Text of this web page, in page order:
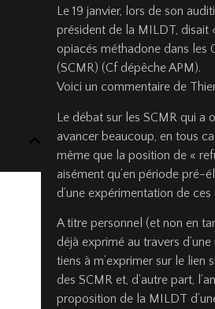
Le 19 janvier, lors de son
président de la MILDT, disait
opiacés méthadone dans les
(SCMR) (Cf dépêche APM).
Voici un commentaire de
Le débat sur les SCMR qui a
avancer beaucoup, en tous
même que la position de «
aisément qu’en période pré-
d’une expérimentation de
A titre personnel (et non en
déjà exprimé au travers
tiens à m’exprimer sur le lien
des SCMR et, d’autre part,
proposition de la MILDT